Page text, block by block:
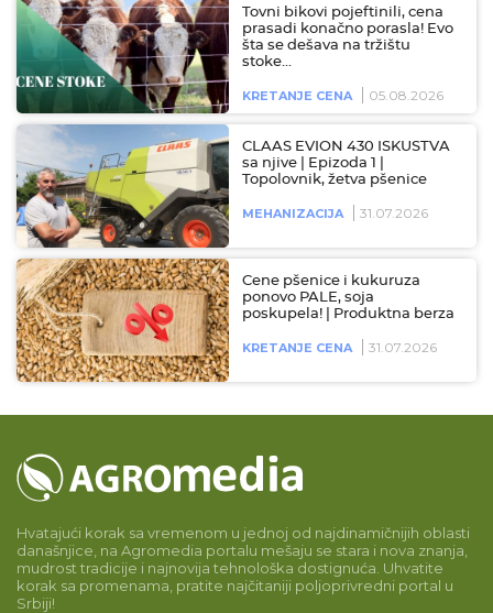
Tovni bikovi pojeftinili, cena
prasadi konačno porasla! Evo
šta se dešava na tržištu
stoke…
KRETANJE CENA 05.08.2026
CLAAS EVION 430 ISKUSTVA
sa njive | Epizoda 1 |
Topolovnik, žetva pšenice
MEHANIZACIJA 31.07.2026
Cene pšenice i kukuruza
ponovo PALE, soja
poskupela! | Produktna berza
KRETANJE CENA 31.07.2026
Hvatajući korak sa vremenom u jednoj od najdinamičnijih oblasti
današnjice, na Agromedia portalu mešaju se stara i nova znanja,
mudrost tradicije i najnovija tehnološka dostignuća. Uhvatite
korak sa promenama, pratite najčitaniji poljoprivredni portal u
Srbiji!